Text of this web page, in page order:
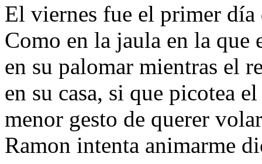
El viernes fue el primer día
Como en la jaula en la que
en su palomar mientras el
en su casa, si que picotea
menor gesto de querer
Ramon intenta animarme